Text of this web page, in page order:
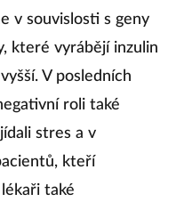
v souvislosti s geny
které vyrábějí inzulin
V posledních
roli také
stres a v
kteří
také